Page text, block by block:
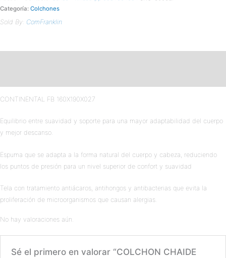
Categoría: Colchones
Sold By: ComFranklin
CONTINENTAL FB 160X190X027
Equilibrio entre suavidad y soporte para una mayor adaptabilidad del cuerpo
y mejor descanso.
Espuma que se adapta a la forma natural del cuerpo y cabeza, reduciendo
los puntos de presión para un nivel superior de confort y suavidad
Tela con tratamiento antiácaros, antihongos y antibacterias que evita la
proliferación de microorganismos que causan alergias.
No hay valoraciones aún.
Sé el primero en valorar “COLCHON CHAIDE